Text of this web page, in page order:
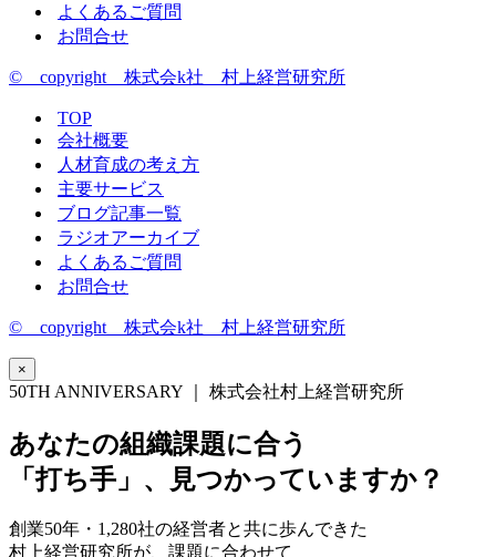
よくあるご質問
お問合せ
© copyright 株式会k社 村上経営研究所
TOP
会社概要
人材育成の考え方
主要サービス
ブログ記事一覧
ラジオアーカイブ
よくあるご質問
お問合せ
© copyright 株式会k社 村上経営研究所
×
50TH ANNIVERSARY ｜ 株式会社村上経営研究所
あなたの組織課題に合う
「打ち手」、見つかっていますか？
創業50年・1,280社の経営者と共に歩んできた
村上経営研究所が、課題に合わせて